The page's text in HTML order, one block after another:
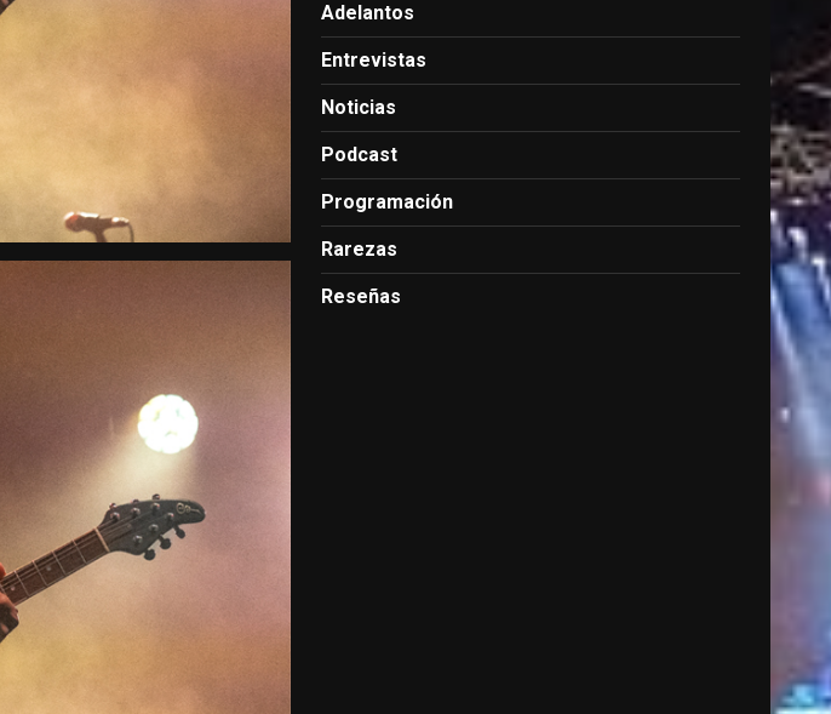
Adelantos
Entrevistas
Noticias
Podcast
Programación
Rarezas
Reseñas